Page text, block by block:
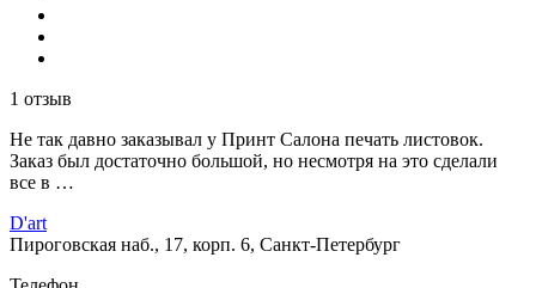
1 отзыв
Не так давно заказывал у Принт Салона печать листовок.
Заказ был достаточно большой, но несмотря на это сделали
все в …
D'art
Пироговская наб., 17, корп. 6, Санкт-Петербург